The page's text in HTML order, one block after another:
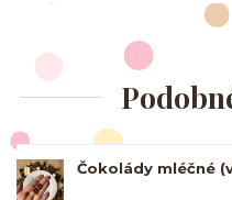
Čokolády mléčné